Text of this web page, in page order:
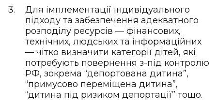
Для імплементації індивідуального
підходу та забезпечення адекватного
розподілу ресурсів — фінансових,
технічних, людських та інформаційних
— чітко визначити категорії дітей, які
потребують повернення з-під контролю
РФ, зокрема “депортована дитина”,
“примусово переміщена дитина”,
“дитина під ризиком депортації” тощо.